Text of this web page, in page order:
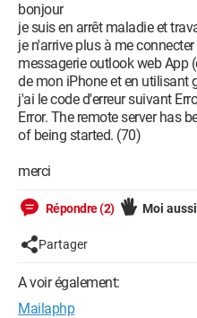
bonjour
je suis en arrêt maladie et
je n'arrive plus à me
messagerie outlook web App
de mon iPhone et en utilisant
j'ai le code d'erreur suivant
Error. The remote server has
of being started. (70)
merci
Répondre (2) Moi aussi
Partager
A voir également:
Mailaphp